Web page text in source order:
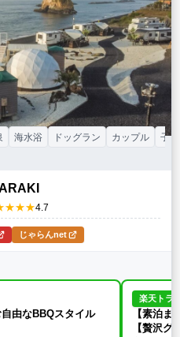
4.7
海水浴 ドッグラン カップル 子
じゃらんnet
自由なBBQスタイル
楽天トラ
【素泊
【贅沢